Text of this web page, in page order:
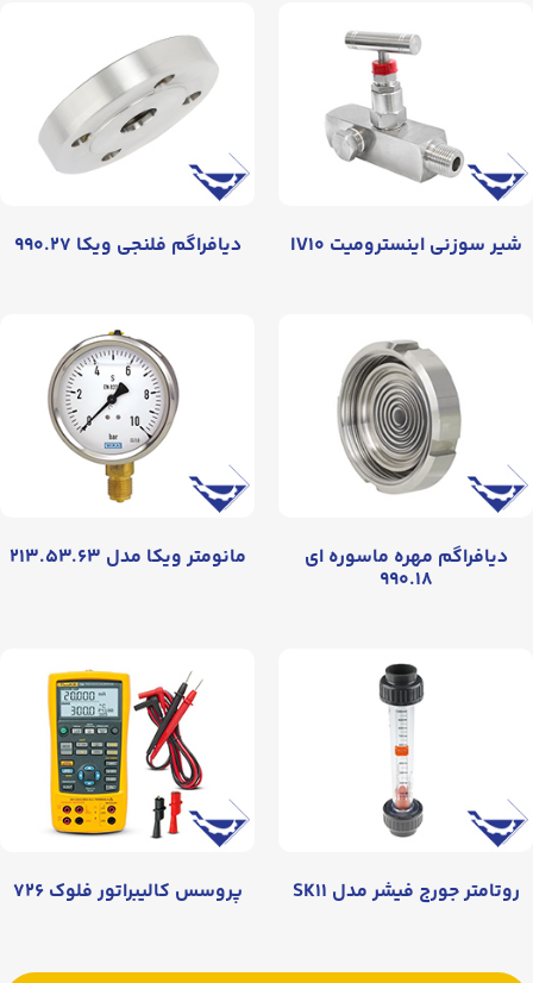
شیر سوزنی اینسترومیت IV۱۰ دیافراگم فلنجی ویکا ۹۹۰.۲۷
دیافراگم مهره ماسوره ای
۹۹۰.۱۸
مانومتر ویکا مدل ۲۱۳.۵۳.۶۳
روتامتر جورج فیشر مدل SK۱۱ پروسس کالیبراتور فلوک ۷۲۶